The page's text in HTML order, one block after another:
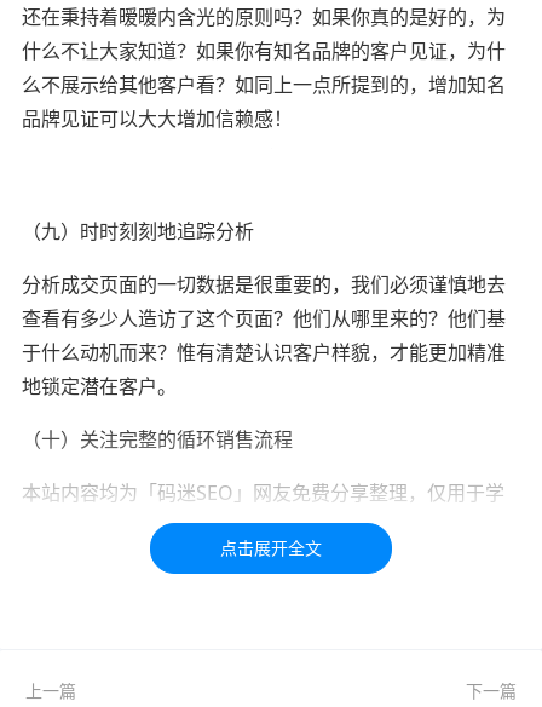
还在秉持着暧暧内含光的原则吗？如果你真的是好的，为
什么不让大家知道？如果你有知名品牌的客户见证，为什
么不展示给其他客户看？如同上一点所提到的，增加知名
品牌见证可以大大增加信赖感！
（九）时时刻刻地追踪分析
分析成交页面的一切数据是很重要的，我们必须谨慎地去
查看有多少人造访了这个页面？他们从哪里来的？他们基
于什么动机而来？惟有清楚认识客户样貌，才能更加精准
地锁定潜在客户。
（十）关注完整的循环销售流程
本站内容均为「码迷SEO」网友免费分享整理，仅用于学
习交流，如有疑问，请联系我们48小时处理！！！！
上一篇 下一篇